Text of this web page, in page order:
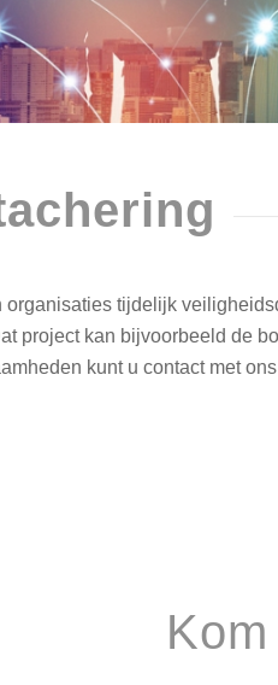
organisaties tijdelijk
project kan bijvoorbeeld de
kunt u contact met